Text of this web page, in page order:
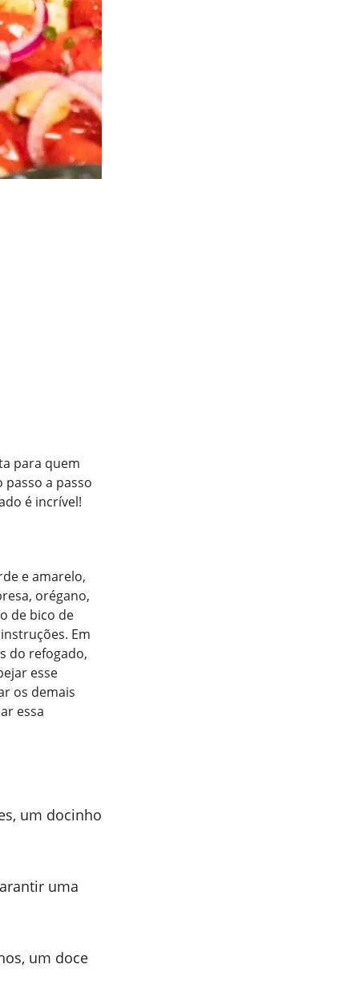
para quem
a passo
é incrível!
e amarelo,
orégano,
de bico de
Em
do refogado,
esse
os demais
essa
um docinho
uma
um doce